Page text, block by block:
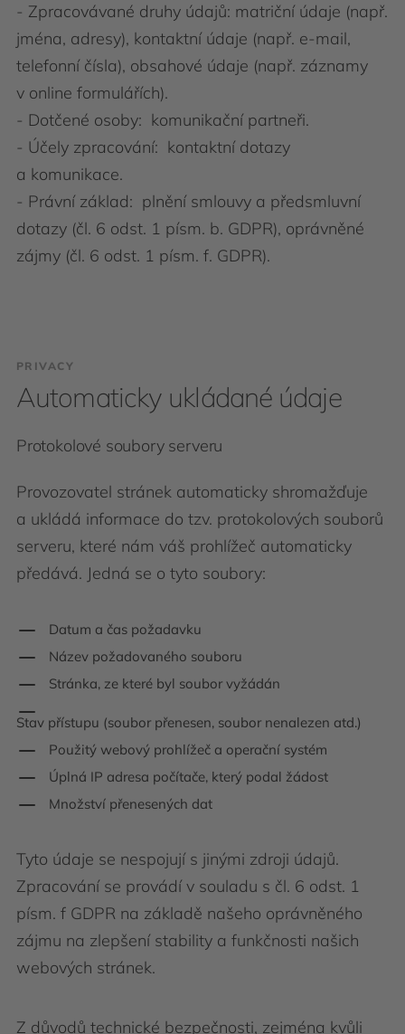
- Zpracovávané druhy údajů: matriční údaje (např.
jména, adresy), kontaktní údaje (např. e-mail,
telefonní čísla), obsahové údaje (např. záznamy
v online formulářích).
- Dotčené osoby: komunikační partneři.
- Účely zpracování: kontaktní dotazy
a komunikace.
- Právní základ: plnění smlouvy a předsmluvní
dotazy (čl. 6 odst. 1 písm. b. GDPR), oprávněné
zájmy (čl. 6 odst. 1 písm. f. GDPR).
PRIVACY
Automaticky ukládané údaje
Protokolové soubory serveru
Provozovatel stránek automaticky shromažďuje
a ukládá informace do tzv. protokolových souborů
serveru, které nám váš prohlížeč automaticky
předává. Jedná se o tyto soubory:
Datum a čas požadavku
Název požadovaného souboru
Stránka, ze které byl soubor vyžádán
Stav přístupu (soubor přenesen, soubor nenalezen atd.)
Použitý webový prohlížeč a operační systém
Úplná IP adresa počítače, který podal žádost
Množství přenesených dat
Tyto údaje se nespojují s jinými zdroji údajů.
Zpracování se provádí v souladu s čl. 6 odst. 1
písm. f GDPR na základě našeho oprávněného
zájmu na zlepšení stability a funkčnosti našich
webových stránek.
Z důvodů technické bezpečnosti, zejména kvůli